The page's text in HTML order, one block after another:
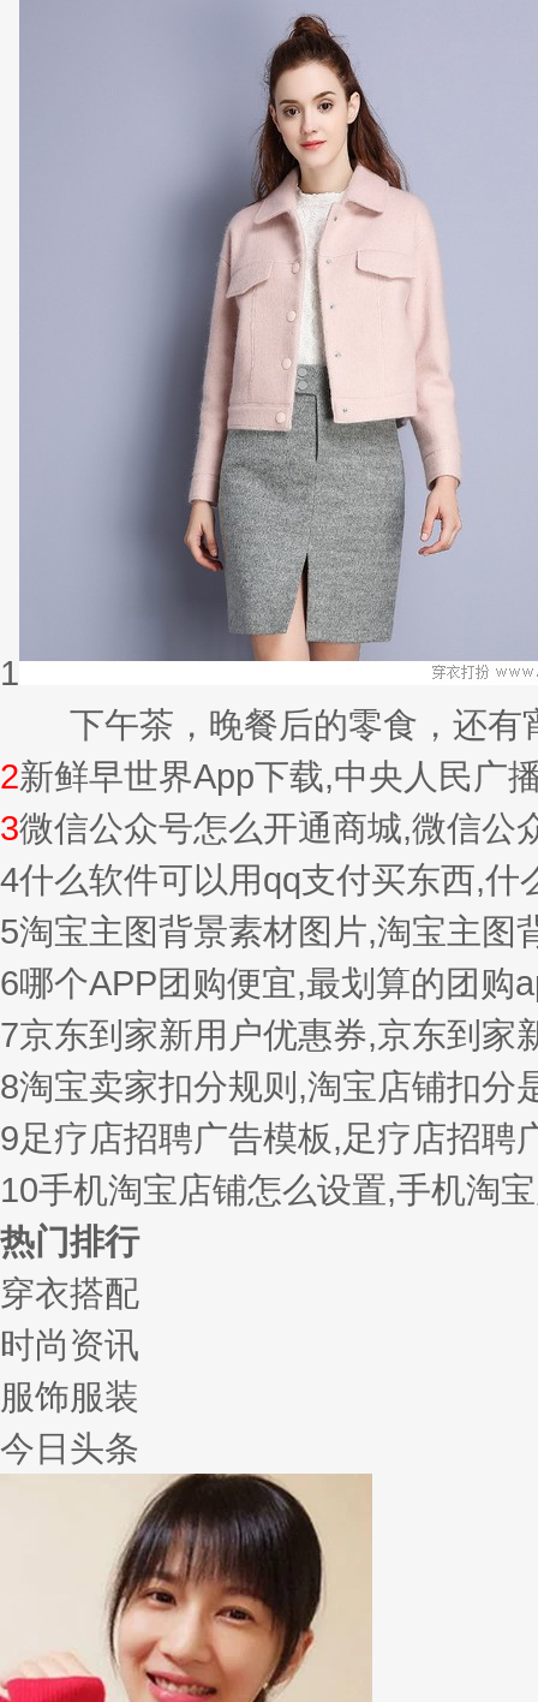
1
下午茶，晚餐后的零食，还有
2新鲜早世界App下载,中央人民广
3微信公众号怎么开通商城,微信公
4什么软件可以用qq支付买东西,什
5淘宝主图背景素材图片,淘宝主图
6哪个APP团购便宜,最划算的团购
7京东到家新用户优惠券,京东到家
8淘宝卖家扣分规则,淘宝店铺扣分
9足疗店招聘广告模板,足疗店招聘
10手机淘宝店铺怎么设置,手机淘
热门排行
穿衣搭配
时尚资讯
服饰服装
今日头条